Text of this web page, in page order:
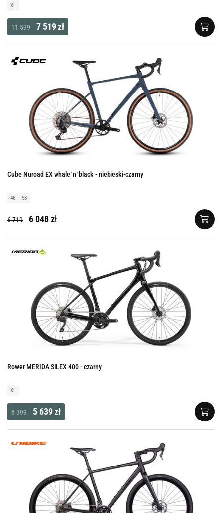
XL
11 599 7 519 zł
Cube Nuroad EX whale´n´black - niebieski-czarny
46 58
6 719 6 048 zł
Rower MERIDA SILEX 400 - czarny
XL
8 399 5 639 zł